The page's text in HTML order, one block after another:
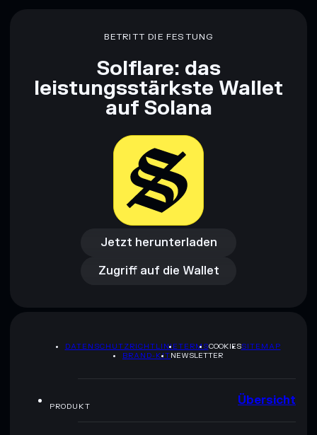
BETRITT DIE FESTUNG
Solflare: das
leistungsstärkste Wallet
auf Solana
Jetzt herunterladen
Jetzt herunterladen
Zugriff auf die Wallet
Zugriff auf die Wallet
DATENSCHUTZRICHTLINIETERMSCOOKIESSITEMAP
BRAND-KITNEWSLETTER
PRODUKT Übersicht